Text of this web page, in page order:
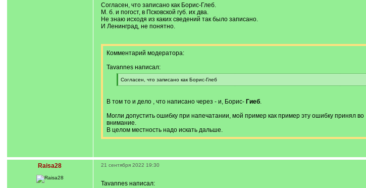
Согласен, что записано как Борис-Глеб.
М. б. и погост, в Псковской губ. их два.
Не знаю исходя из каких сведений так было записано.
И Ленинград, не понятно.
Комментарий модератора:
Tavannes написал:
[
q
Согласен, что записано как Борис-Глеб
[
]
В том то и дело , что написано через - и, Борис- Гиеб.
Могли допустить ошибку при напечатании, мой пример как пример эту ошибку принял во
внимание.
В целом местность надо искать дальше.
Raisa28 21 сентября 2022 19:30
Tavannes написал: